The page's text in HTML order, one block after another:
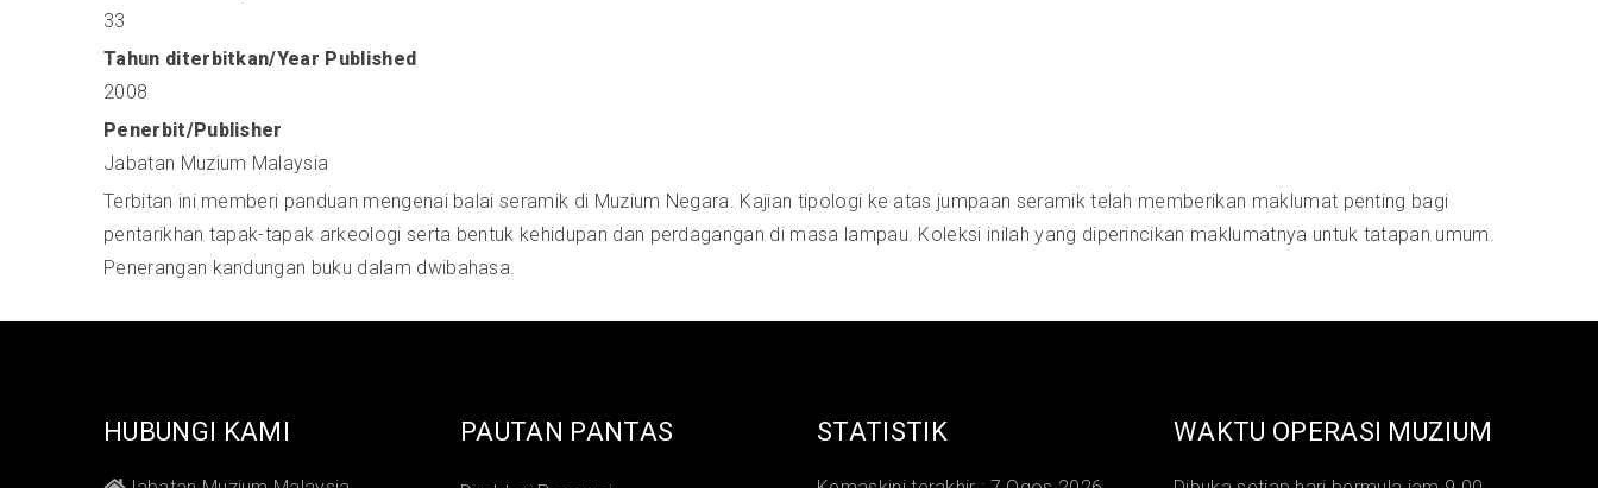
33
Tahun diterbitkan/Year Published
2008
Penerbit/Publisher
Jabatan Muzium Malaysia
Terbitan ini memberi panduan mengenai balai seramik di Muzium Negara. Kajian tipologi ke atas jumpaan seramik telah memberikan maklumat penting bagi
pentarikhan tapak-tapak arkeologi serta bentuk kehidupan dan perdagangan di masa lampau. Koleksi inilah yang diperincikan maklumatnya untuk tatapan umum.
Penerangan kandungan buku dalam dwibahasa.
HUBUNGI KAMI PAUTAN PANTAS STATISTIK WAKTU OPERASI MUZIUM